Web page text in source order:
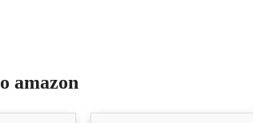
amazon